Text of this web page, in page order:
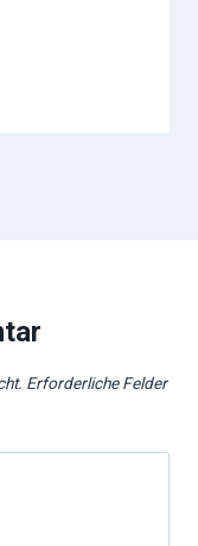
Erforderliche Felder